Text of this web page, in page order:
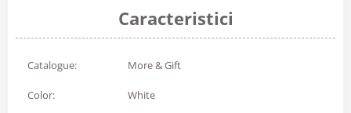
Caracteristici
Catalogue: More & Gift
Color: White